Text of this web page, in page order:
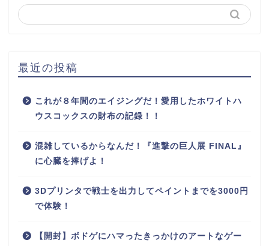
最近の投稿
これが８年間のエイジングだ！愛用したホワイトハ
ウスコックスの財布の記録！！
混雑しているからなんだ！『進撃の巨人展 FINAL』
に心臓を捧げよ！
3Dプリンタで戦士を出力してペイントまでを3000円
で体験！
【開封】ボドゲにハマったきっかけのアートなゲー